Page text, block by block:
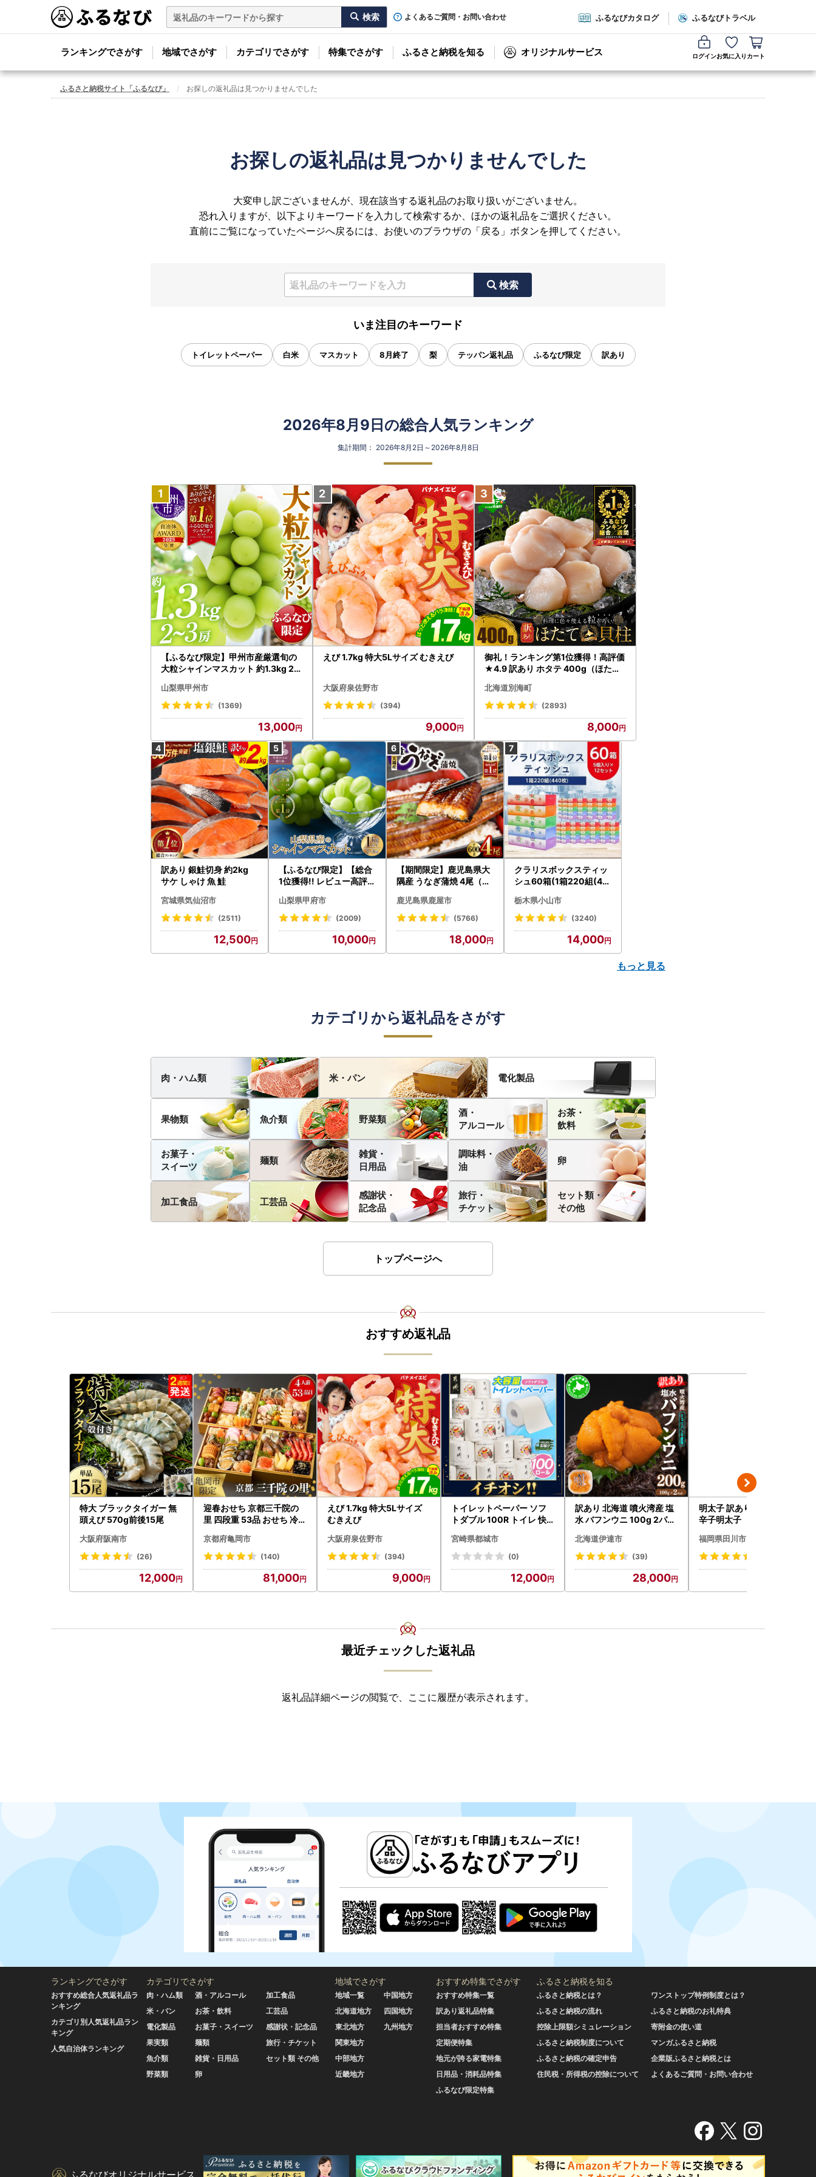
よくあるご質問・お問い合わせ ふるなびカタログ ふるなびトラベル
ランキングでさがす 地域でさがす カテゴリでさがす 特集でさがす ふるさと納税を知る オリジナルサービス ログインお気に入り カート
ふるさと納税サイト「ふるなび」 お探しの返礼品は見つかりませんでした
お探しの返礼品は見つかりませんでした
大変申し訳ございませんが、現在該当する返礼品のお取り扱いがございません。
恐れ入りますが、以下よりキーワードを入力して検索するか、ほかの返礼品をご選択ください。
直前にご覧になっていたページへ戻るには、お使いのブラウザの「戻る」ボタンを押してください。
検索
いま注目のキーワード
トイレットペーパー 白米 マスカット 8月終了 梨 テッパン返礼品 ふるなび限定 訳あり
2026年8月9日の総合人気ランキング
集計期間： 2026年8月2日～2026年8月8日
【ふるなび限定】甲州市産厳選旬の
大粒シャインマスカット 約1.3kg 2
472 FN-Limited-VO シャインマス
カット フルーツ
山梨県甲州市
(1369)
13,000
えび 1.7kg 特大5Lサイズ むきえび
大阪府泉佐野市
(394)
9,000
御礼！ランキング第1位獲得！高評価
★4.9 訳あり ホタテ 400g（ほたて
北海道別海町
(2893)
8,000
訳あり 銀鮭切身 約2kg
サケ しゃけ 魚 鮭
宮城県気仙沼市
(2511)
12,500
【ふるなび限定】【総合
1位獲得!! レビュー高評価
〉山梨県産 シャインマス
カット 2～3房（1.0kg以
N-Limited-SP
山梨県甲府市
(2009)
10,000
【期間限定】鹿児島県大
隅産 うなぎ蒲焼 4尾（60
cp18 うなぎ 鰻 魚 惣菜 総
菜
鹿児島県鹿屋市
(5766)
18,000
クラリスボックスティッ
シュ60箱(1箱220組(44
ト)【配送不可地域：離島
・沖縄県】【1256759】
栃木県小山市
(3240)
14,000
もっと見る
カテゴリから返礼品をさがす
肉・ハム類 米・パン 電化製品
果物類 魚介類 野菜類
酒・
アルコール
お茶・
飲料
お菓子・
スイーツ
麺類
雑貨・
日用品
調味料・
油
卵
加工食品 工芸品
感謝状・
記念品
旅行・
チケット
セット類・
その他
トップページへ
おすすめ返礼品
特大 ブラックタイガー 無
頭えび 570g前後15尾
大阪府阪南市
(26)
12,000
迎春おせち 京都三千院の
里 四段重 53品 おせち 冷蔵
京都府亀岡市
(140)
81,000
えび 1.7kg 特大5Lサイズ
むきえび
大阪府泉佐野市
(394)
9,000
トイレットペーパー ソフ
トダブル 100R トイレ 快
宮崎県都城市
(0)
12,000
訳あり 北海道 噴火湾産 塩
水 バフンウニ 100g 2パッ
付き》うに ウニ 雲丹 海鮮
海の幸 魚介類 ウニ丼 お寿
取り寄せ 山村水産 送料無
北海道伊達市
(39)
28,000
明太子 訳あり 2kg 無着色
辛子明太子
福岡県田川市
最近チェックした返礼品
返礼品詳細ページの閲覧で、ここに履歴が表示されます。
ランキングでさがす
おすすめ総合人気返礼品ラ
ンキング
カテゴリ別人気返礼品ラン
キング
人気自治体ランキング
カテゴリでさがす
肉・ハム類
米・パン
電化製品
果実類
魚介類
野菜類
酒・アルコール
お茶・飲料
お菓子・スイーツ
麺類
雑貨・日用品
卵
加工食品
工芸品
感謝状・記念品
旅行・チケット
セット類 その他
地域でさがす
地域一覧
北海道地方
東北地方
関東地方
中部地方
近畿地方
中国地方
四国地方
九州地方
おすすめ特集でさがす
おすすめ特集一覧
訳あり返礼品特集
担当者おすすめ特集
定期便特集
地元が誇る家電特集
日用品・消耗品特集
ふるなび限定特集
ふるさと納税を知る
ふるさと納税とは？
ふるさと納税の流れ
控除上限額シミュレーション
ふるさと納税制度について
ふるさと納税の確定申告
住民税・所得税の控除について
ワンストップ特例制度とは？
ふるさと納税のお礼特典
寄附金の使い道
マンガふるさと納税
企業版ふるさと納税とは
よくあるご質問・お問い合わせ